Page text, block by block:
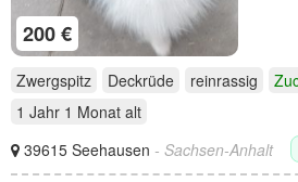
200 €
Zwergspitz Deckrüde reinrassig
1 Jahr 1 Monat alt
39615 Seehausen - Sachsen-Anhalt